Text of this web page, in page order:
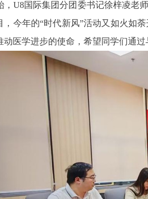
，U8国际集团分团委书记徐梓凌老
，今年的“时代新风”活动又如火如
动医学进步的使命 ， 希望同学们通